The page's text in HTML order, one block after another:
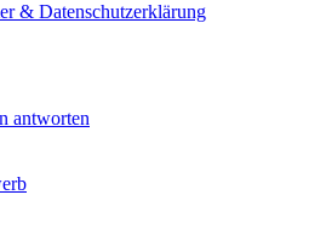
& Datenschutzerklärung
antworten